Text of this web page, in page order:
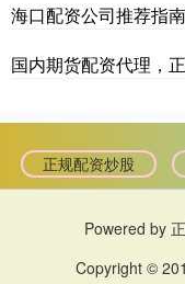
海口配资公司推荐指南
国内期货配资代理，
正规配资炒股
Powered by
Copyright ©